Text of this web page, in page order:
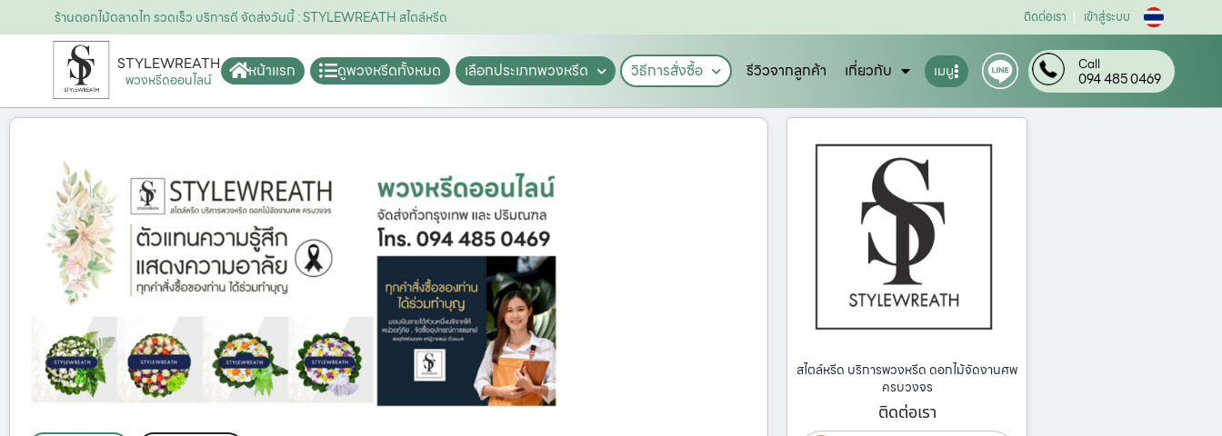
ร้านดอกไม้ตลาดไท รวดเร็ว บริการดี จัดส่งวันนี้ : STYLEWREATH สไตล์หรีด ติดต่อเรา เข้าสู่ระบบ
STYLEWREATH
พวงหรีดออนไลน์ หน้าแรก ดูพวงหรีดทั้งหมด เลือกประเภทพวงหรีด วิธีการสั่งซื้อ รีวิวจากลูกค้า เกี่ยวกับ เมนู Call
094 485 0469
สไตล์หรีด บริการพวงหรีด ดอกไม้จัดงานศพ
ครบวงจร
ติดต่อเรา